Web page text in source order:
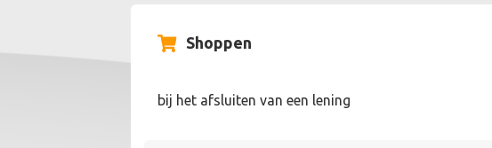
Shoppen
bij het afsluiten van een lening